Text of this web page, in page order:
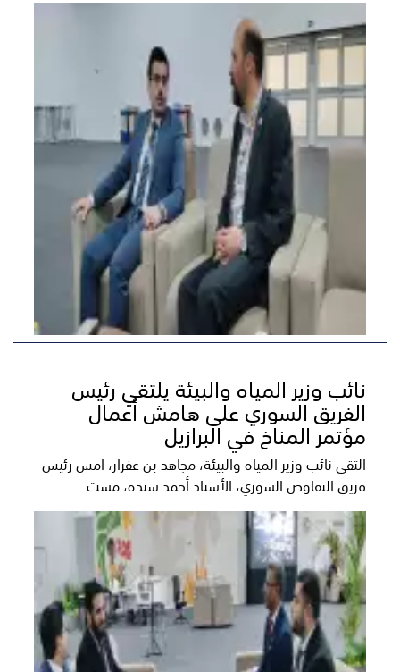
نائب وزير المياه والبيئة يلتقي رئيس
الفريق السوري على هامش أعمال
مؤتمر المناخ في البرازيل
التقى نائب وزير المياه والبيئة، مجاهد بن عفرار، امس رئيس
فريق التفاوض السوري، الأستاذ أحمد سنده، مست...